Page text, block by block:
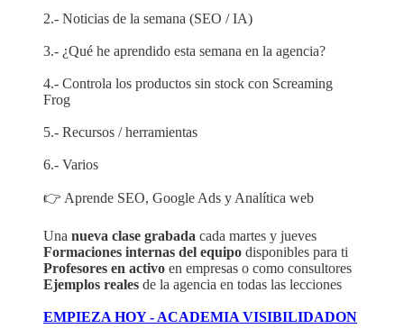
2.- Noticias de la semana (SEO / IA)
3.- ¿Qué he aprendido esta semana en la agencia?
4.- Controla los productos sin stock con Screaming
Frog
5.- Recursos / herramientas
6.- Varios
👉 Aprende SEO, Google Ads y Analítica web
Una nueva clase grabada cada martes y jueves
Formaciones internas del equipo disponibles para ti
Profesores en activo en empresas o como consultores
Ejemplos reales de la agencia en todas las lecciones
EMPIEZA HOY - ACADEMIA VISIBILIDADON